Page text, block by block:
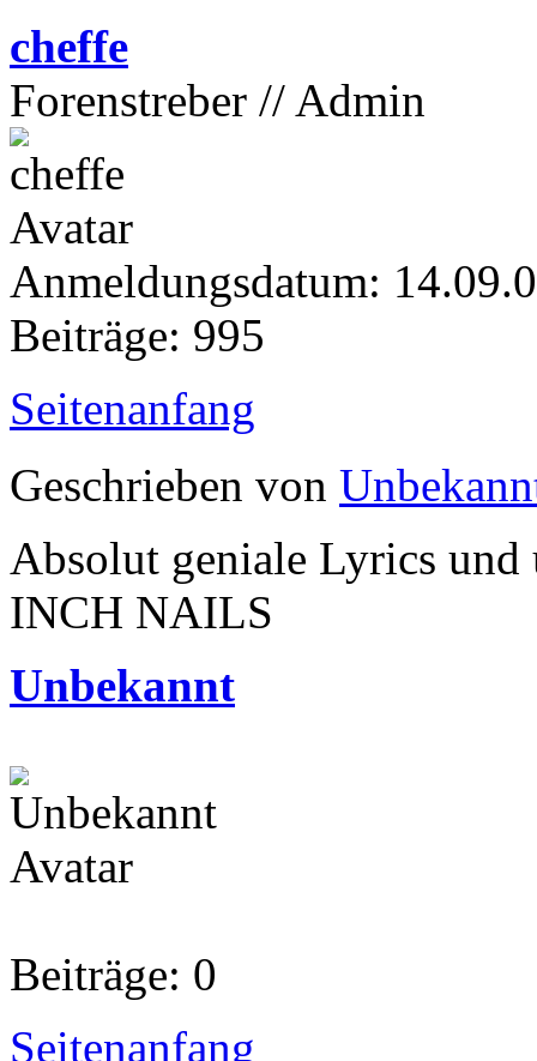
cheffe
Forenstreber // Admin
Anmeldungsdatum:
Beiträge: 995
Seitenanfang
Geschrieben von
Absolut geniale Lyrics
INCH NAILS
Unbekannt
Beiträge: 0
Seitenanfang